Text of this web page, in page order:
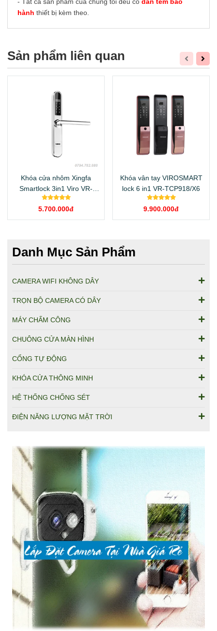
- Tất cả sản phẩm của chúng tôi đều có dán tem bảo
hành thiết bị kèm theo.
Sản phẩm liên quan
Khóa cửa nhôm Xingfa
Smartlock 3in1 Viro VR-
S30A
5.700.000đ
Khóa vân tay VIROSMART
lock 6 in1 VR-TCP918/X6
9.900.000đ
Danh Mục Sản Phẩm
CAMERA WIFI KHÔNG DÂY
TRỌN BỘ CAMERA CÓ DÂY
MÁY CHẤM CÔNG
CHUÔNG CỬA MÀN HÌNH
CỔNG TỰ ĐỘNG
KHÓA CỬA THÔNG MINH
HỆ THỐNG CHỐNG SÉT
ĐIỆN NĂNG LƯỢNG MẶT TRỜI